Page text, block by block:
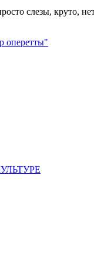
слезы, круто,
оперетты"